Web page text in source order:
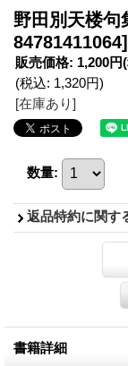
野田別天楼句
84781411064]
販売価格: 1,200円
(税込: 1,320円)
[在庫あり]
数量:
返品特約に関す
書籍詳細